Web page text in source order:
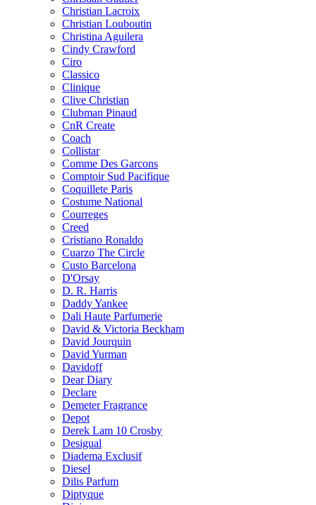
Christian Lacroix
Christian Louboutin
Christina Aguilera
Cindy Crawford
Ciro
Classico
Clinique
Clive Christian
Clubman Pinaud
CnR Create
Coach
Collistar
Comme Des Garcons
Comptoir Sud Pacifique
Coquillete Paris
Costume National
Courreges
Creed
Cristiano Ronaldo
Cuarzo The Circle
Custo Barcelona
D'Orsay
D. R. Harris
Daddy Yankee
Dali Haute Parfumerie
David & Victoria Beckham
David Jourquin
David Yurman
Davidoff
Dear Diary
Declare
Demeter Fragrance
Depot
Derek Lam 10 Crosby
Desigual
Diadema Exclusif
Diesel
Dilis Parfum
Diptyque